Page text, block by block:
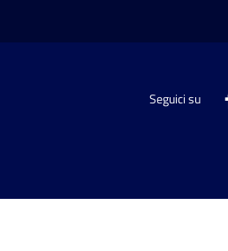
Seguici su